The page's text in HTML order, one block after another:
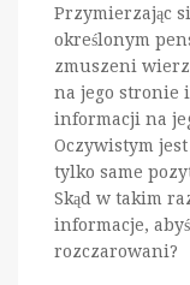
Przymierzając
określonym
zmuszeni
na jego stronie
informacji na
Oczywistym
tylko same
Skąd w takim
informacje,
rozczarowani?